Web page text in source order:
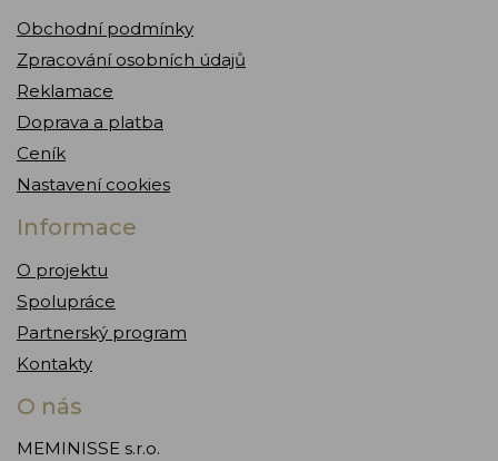
Obchodní podmínky
Zpracování osobních údajů
Reklamace
Doprava a platba
Ceník
Nastavení cookies
Informace
O projektu
Spolupráce
Partnerský program
Kontakty
O nás
MEMINISSE s.r.o.